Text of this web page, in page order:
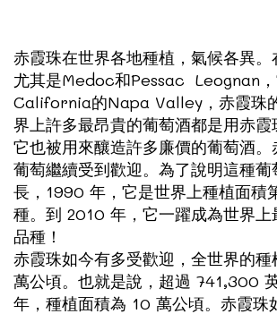
赤霞珠在世界各地種植，氣候各異。
尤其是Medoc和Pessac Leognan
California的Napa Valley，赤霞珠
界上許多最昂貴的葡萄酒都是用赤霞
它也被用來釀造許多廉價的葡萄酒
葡萄繼續受到歡迎。為了說明這種葡
長，1990 年，它是世界上種植面積
種。到 2010 年，它一躍成為世界上
品種！
赤霞珠如今有多受歡迎，全世界的
萬公頃。也就是說，超過 741,300
年，種植面積為 10 萬公頃。赤霞珠